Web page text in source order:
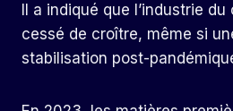
Il a indiqué que l’industrie
cessé de croître, même si
stabilisation post-